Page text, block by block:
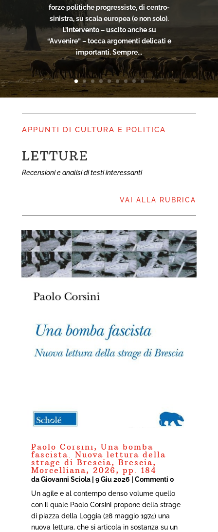
forze politiche progressiste, di centro-
sinistra, su scala europea (e non solo).
L’intervento – uscito anche su
“Avvenire” – tocca argomenti delicati e
importanti. Sempre...
APPUNTI DI CULTURA E POLITICA
LETTURE
Recensioni e analisi di testi interessanti
VAI ALLA RUBRICA
Paolo Corsini, Una bomba
fascista. Nuova lettura della
strage di Brescia, Brescia,
Morcelliana, 2026, pp. 184
daGiovanni Sciola| 9 Giu 2026 | Commenti 0
Un agile e al contempo denso volume quello
con il quale Paolo Corsini propone della strage
di piazza della Loggia (28 maggio 1974) una
nuova lettura, che si articola in sostanza su un